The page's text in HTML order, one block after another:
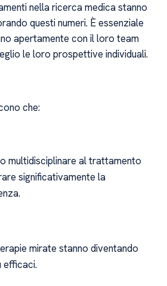
nella ricerca medica stanno
questi numeri. È essenziale
apertamente con il loro team
le loro prospettive individuali.
che:
multidisciplinare al trattamento
significativamente la
mirate stanno diventando
efficaci.